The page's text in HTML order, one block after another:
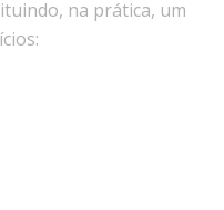
na prática, um